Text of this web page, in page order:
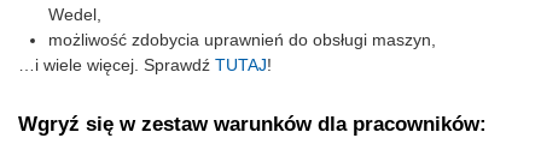
Wedel,
możliwość zdobycia uprawnień do obsługi maszyn,
…i wiele więcej. Sprawdź TUTAJ!
Wgryź się w zestaw warunków dla pracowników: